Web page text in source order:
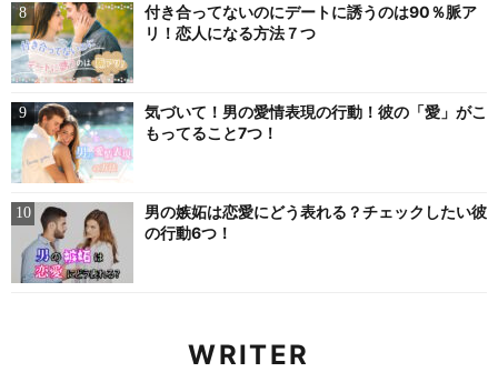
付き合ってないのにデートに誘うのは90％脈ア
リ！恋人になる方法７つ
気づいて！男の愛情表現の行動！彼の「愛」がこ
もってること7つ！
男の嫉妬は恋愛にどう表れる？チェックしたい彼
の行動6つ！
WRITER